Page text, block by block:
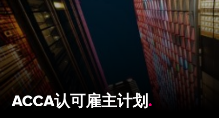
ACCA认可雇主计划